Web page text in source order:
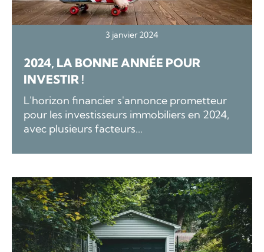
3 janvier 2024
2024, LA BONNE ANNÉE POUR
INVESTIR !
L'horizon financier s'annonce prometteur
pour les investisseurs immobiliers en 2024,
avec plusieurs facteurs...